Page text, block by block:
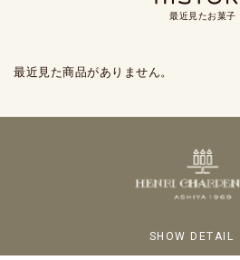
最近見たお菓子
最近見た商品がありません。
SHOW DETAIL